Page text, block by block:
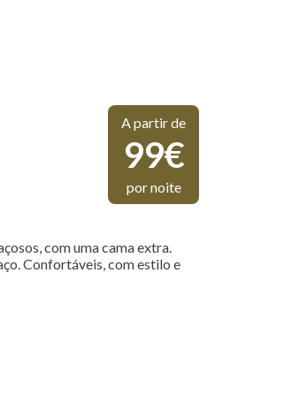
A partir de
99€
por noite
com uma cama extra.
Confortáveis, com estilo e